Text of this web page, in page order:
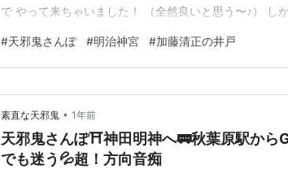
で やって来ちゃいました！ （全然良いと思う〜♪） し
すが… ⛩️鳥居入ってからが長〜い！ 遠〜い！ 結構歩き
るのは 日本人より外…
#天邪鬼さんぽ #明治神宮 #加藤清正の井戸
素直な天邪鬼 • 1年前
天邪鬼さんぽ⛩️神田明神へ🚃秋葉原駅から
でも迷う💦超！方向音痴